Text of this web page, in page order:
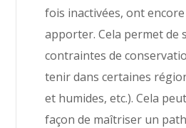
fois inactivées, ont
apporter. Cela permet de
contraintes de
tenir dans certaines
et humides, etc.). Cela
façon de maîtriser un